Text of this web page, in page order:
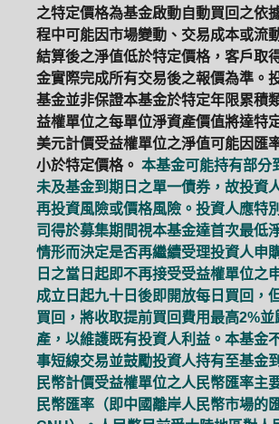
之特定價格為基金啟動自動買回之依
程中可能因市場變動、交易成本或流
結算後之淨值低於特定價格，客戶取
金實際完成所有交易後之報價為準。
基金並非保證本基金於特定年限累積
益權單位之每單位淨資產價值將達特
美元計價受益權單位之淨值可能因匯
小於特定價格。 本基金可能持有部分
未及基金到期日之單一債券，故投資
再投資風險或價格風險。投資人應特
司得於募集期間視本基金達首次最低
情形而決定是否再繼續受理投資人申
日之當日起即不再接受受益權單位之
成立日起九十日後即開放每日買回，
買回，將收取提前買回費用最高2%並
產，以維護既有投資人利益。本基金
事短線交易並鼓勵投資人持有至基金
民幣計價受益權單位之人民幣匯率主
民幣匯率（即中國離岸人民幣市場的